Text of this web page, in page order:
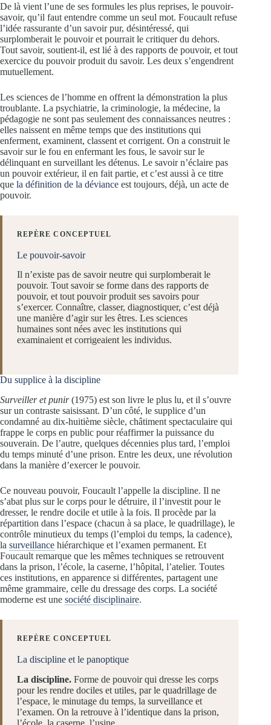
De là vient l’une de ses formules les plus reprises, le pouvoir-
savoir, qu’il faut entendre comme un seul mot. Foucault refuse
l’idée rassurante d’un savoir pur, désintéressé, qui
surplomberait le pouvoir et pourrait le critiquer du dehors.
Tout savoir, soutient-il, est lié à des rapports de pouvoir, et tout
exercice du pouvoir produit du savoir. Les deux s’engendrent
mutuellement.
Les sciences de l’homme en offrent la démonstration la plus
troublante. La psychiatrie, la criminologie, la médecine, la
pédagogie ne sont pas seulement des connaissances neutres :
elles naissent en même temps que des institutions qui
enferment, examinent, classent et corrigent. On a construit le
savoir sur le fou en enfermant les fous, le savoir sur le
délinquant en surveillant les détenus. Le savoir n’éclaire pas
un pouvoir extérieur, il en fait partie, et c’est aussi à ce titre
que la définition de la déviance est toujours, déjà, un acte de
pouvoir.
REPÈRE CONCEPTUEL
Le pouvoir-savoir
Il n’existe pas de savoir neutre qui surplomberait le
pouvoir. Tout savoir se forme dans des rapports de
pouvoir, et tout pouvoir produit ses savoirs pour
s’exercer. Connaître, classer, diagnostiquer, c’est déjà
une manière d’agir sur les êtres. Les sciences
humaines sont nées avec les institutions qui
examinaient et corrigeaient les individus.
Du supplice à la discipline
Surveiller et punir(1975) est son livre le plus lu, et il s’ouvre
sur un contraste saisissant. D’un côté, le supplice d’un
condamné au dix-huitième siècle, châtiment spectaculaire qui
frappe le corps en public pour réaffirmer la puissance du
souverain. De l’autre, quelques décennies plus tard, l’emploi
du temps minuté d’une prison. Entre les deux, une révolution
dans la manière d’exercer le pouvoir.
Ce nouveau pouvoir, Foucault l’appelle la discipline. Il ne
s’abat plus sur le corps pour le détruire, il l’investit pour le
dresser, le rendre docile et utile à la fois. Il procède par la
répartition dans l’espace (chacun à sa place, le quadrillage), le
contrôle minutieux du temps (l’emploi du temps, la cadence),
la surveillance hiérarchique et l’examen permanent. Et
Foucault remarque que les mêmes techniques se retrouvent
dans la prison, l’école, la caserne, l’hôpital, l’atelier. Toutes
ces institutions, en apparence si différentes, partagent une
même grammaire, celle du dressage des corps. La société
moderne est une société disciplinaire.
REPÈRE CONCEPTUEL
La discipline et le panoptique
La discipline. Forme de pouvoir qui dresse les corps
pour les rendre dociles et utiles, par le quadrillage de
l’espace, le minutage du temps, la surveillance et
l’examen. On la retrouve à l’identique dans la prison,
l’école, la caserne, l’usine.